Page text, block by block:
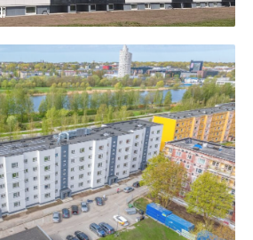
3, Tõrvandi
Tellija
KÜ Kambja vald, Tõrvandi alevi,
Ringtee 3
60
Aasta
2024